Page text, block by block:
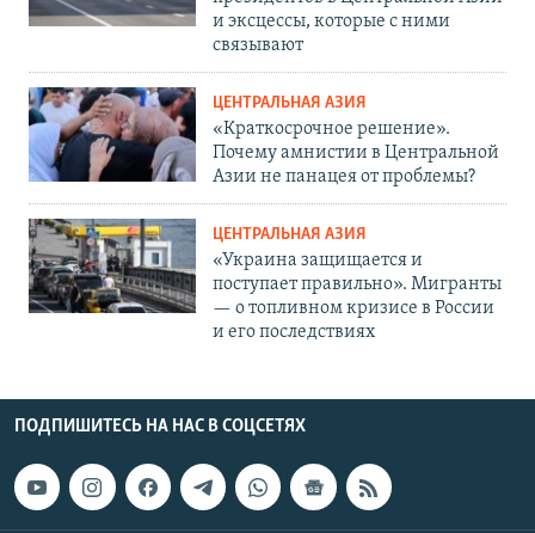
и эксцессы, которые с ними
связывают
ЦЕНТРАЛЬНАЯ АЗИЯ
«Краткосрочное решение».
Почему амнистии в Центральной
Азии не панацея от проблемы?
ЦЕНТРАЛЬНАЯ АЗИЯ
«Украина защищается и
поступает правильно». Мигранты
— о топливном кризисе в России
и его последствиях
ПОДПИШИТЕСЬ НА НАС В СОЦСЕТЯХ